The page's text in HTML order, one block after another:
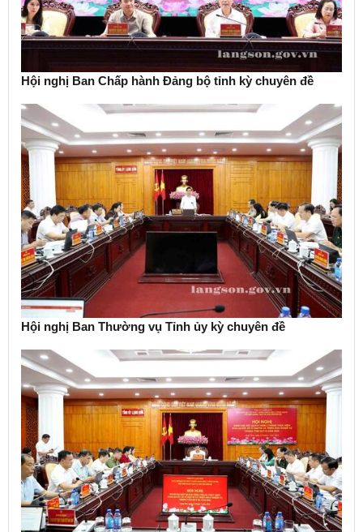
Hội nghị Ban Chấp hành Đảng bộ tỉnh kỳ chuyên đề
Hội nghị Ban Thường vụ Tỉnh ủy kỳ chuyên đề